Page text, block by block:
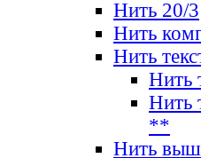
Нить 20/3
Нить
Нить
Нить
Нить
**
Нить